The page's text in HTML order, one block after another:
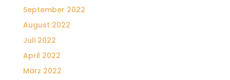
September 2022
August 2022
Juli 2022
April 2022
März 2022